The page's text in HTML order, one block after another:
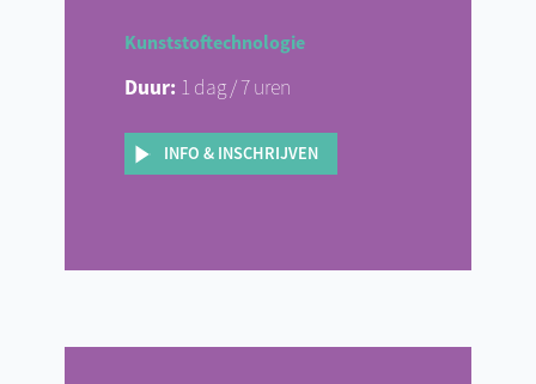
Kunststoftechnologie
Duur: 1 dag / 7 uren
INFO & INSCHRIJVEN